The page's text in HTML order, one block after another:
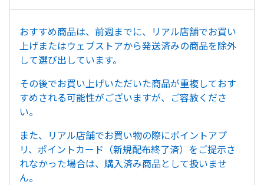
おすすめ商品は、前週までに、リアル店舗でお買い
上げまたはウェブストアから発送済みの商品を除外
して選び出しています。
その後でお買い上げいただいた商品が重複しておす
すめされる可能性がございますが、ご容赦くださ
い。
また、リアル店舗でお買い物の際にポイントアプ
リ、ポイントカード（新規配布終了済）をご提示さ
れなかった場合は、購入済み商品として扱いませ
ん。